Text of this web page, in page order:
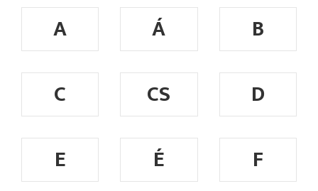
A Á
B
C
CS
D
E
É
F